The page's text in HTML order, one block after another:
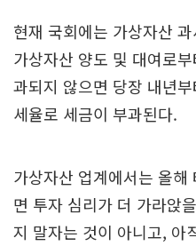
현재 국회에는 가상자산
가상자산 양도 및 대여로
과되지 않으면 당장 내년
세율로 세금이 부과된다.
가상자산 업계에서는 올
면 투자 심리가 더 가라앉
지 말자는 것이 아니고, 아